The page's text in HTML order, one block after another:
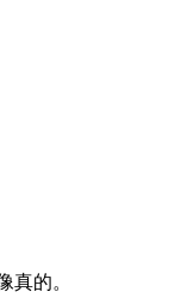
真的。